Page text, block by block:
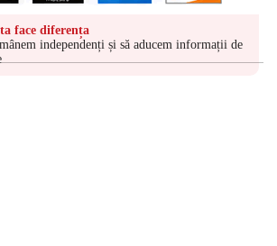
face diferența
independenți și să aducem informații de